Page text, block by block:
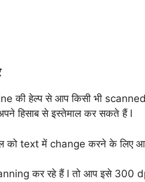
की हेल्प से आप किसी भी
हिसाब से इस्तेमाल कर सकते हैं l
को text में change करने के लिए
कर रहे हैं l तो आप इसे 300